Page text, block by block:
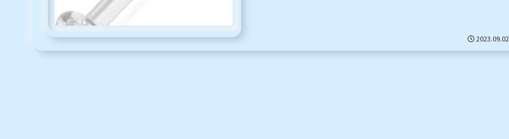
2023.09.02